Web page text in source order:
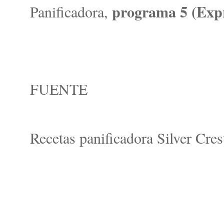
Panificadora, programa 5
FUENTE
Recetas panificadora Silver